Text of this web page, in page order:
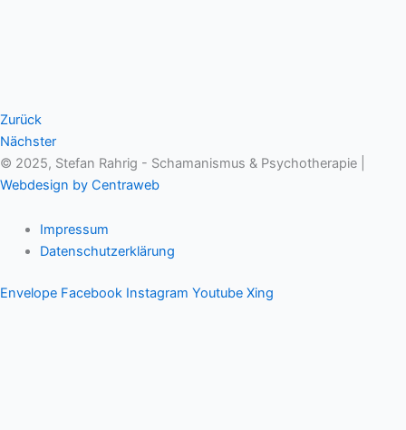
Zurück
Nächster
© 2025, Stefan Rahrig - Schamanismus & Psychotherapie |
Webdesign by Centraweb
Impressum
Datenschutzerklärung
Envelope Facebook Instagram Youtube Xing